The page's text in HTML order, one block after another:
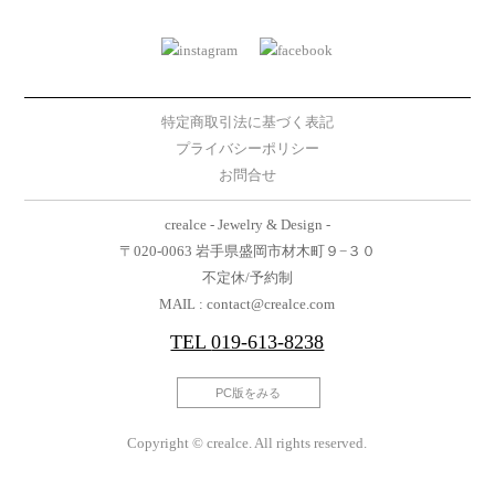
特定商取引法に基づく表記
プライバシーポリシー
お問合せ
crealce - Jewelry & Design -
〒020-0063 岩手県盛岡市材木町９−３０
不定休/予約制
MAIL : contact@crealce.com
TEL019-613-8238
PC版をみる
Copyright © crealce. All rights reserved.